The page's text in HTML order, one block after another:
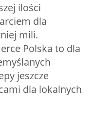
ilości
dla
mili.
Polska to dla
jeszcze
dla lokalnych